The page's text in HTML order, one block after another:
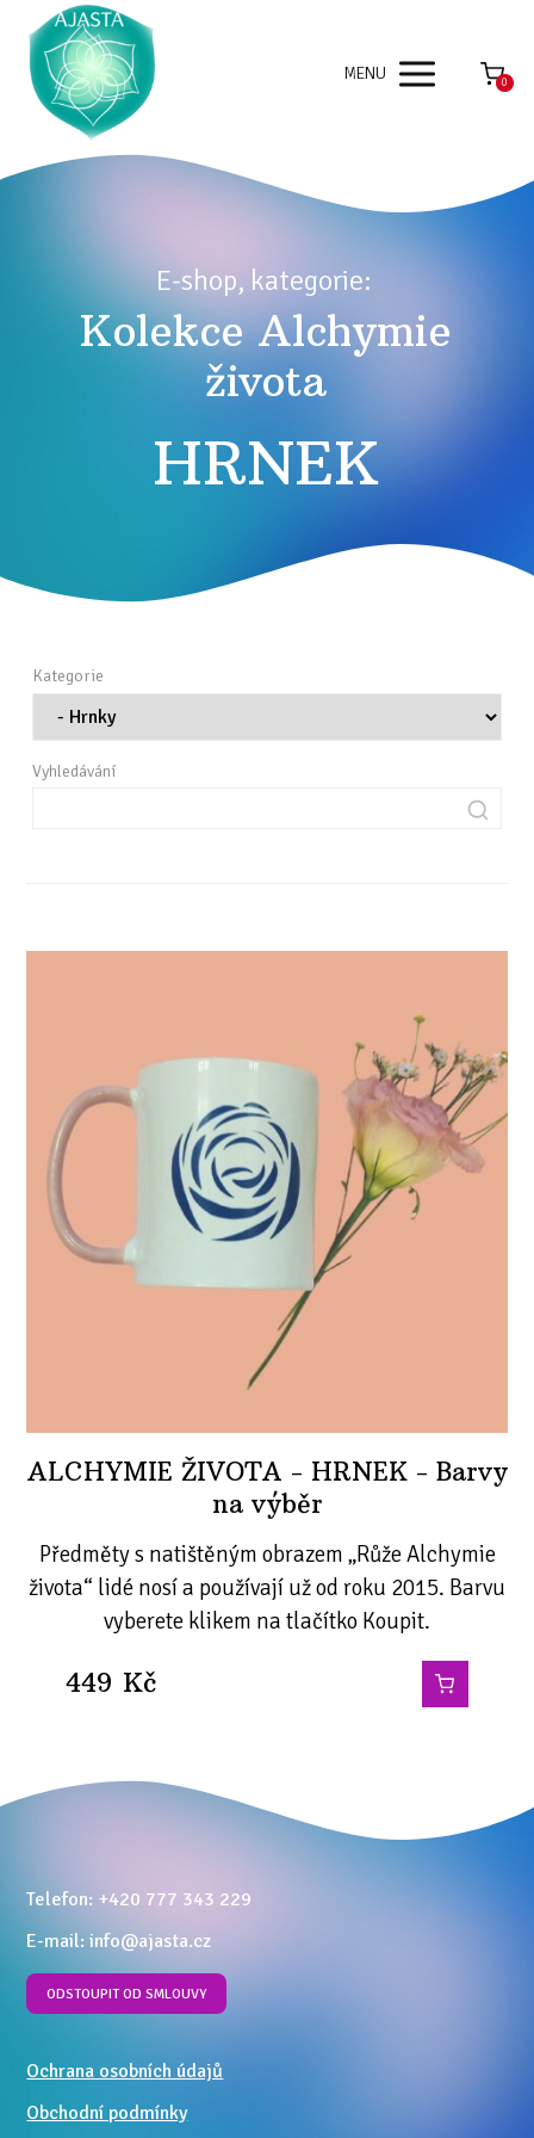
MENU 0
E-shop, kategorie:
Kolekce Alchymie
života
HRNEK
Kategorie
Vyhledávání
ALCHYMIE ŽIVOTA - HRNEK - Barvy
na výběr
Předměty s natištěným obrazem „Růže Alchymie
života“ lidé nosí a používají už od roku 2015. Barvu
vyberete klikem na tlačítko Koupit.
449 Kč
Telefon: +420 777 343 229
E-mail: info@ajasta.cz
ODSTOUPIT OD SMLOUVY
Ochrana osobních údajů
Obchodní podmínky